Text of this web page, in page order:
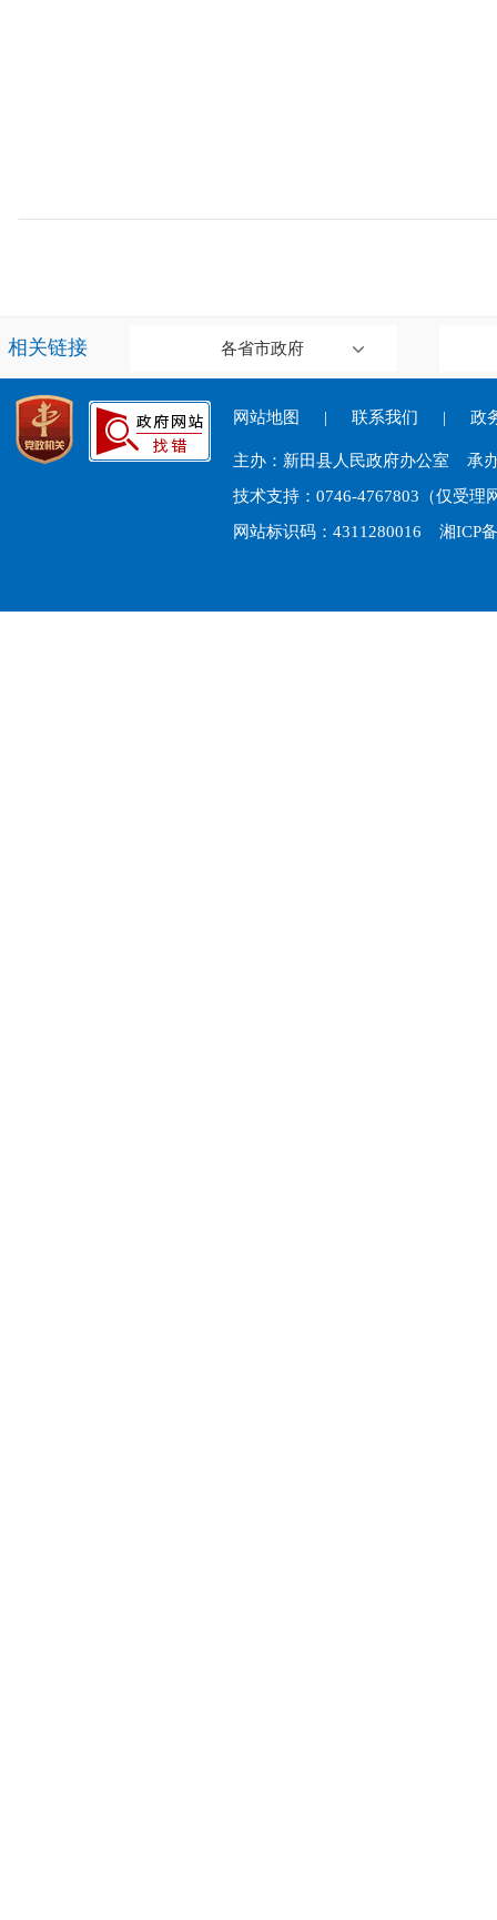
相关链接 各省市政府
网站地图 | 联系我们 | 政
主办：新田县人民政府办公室 承
技术支持：0746-4767803（仅受理
网站标识码：4311280016 湘ICP